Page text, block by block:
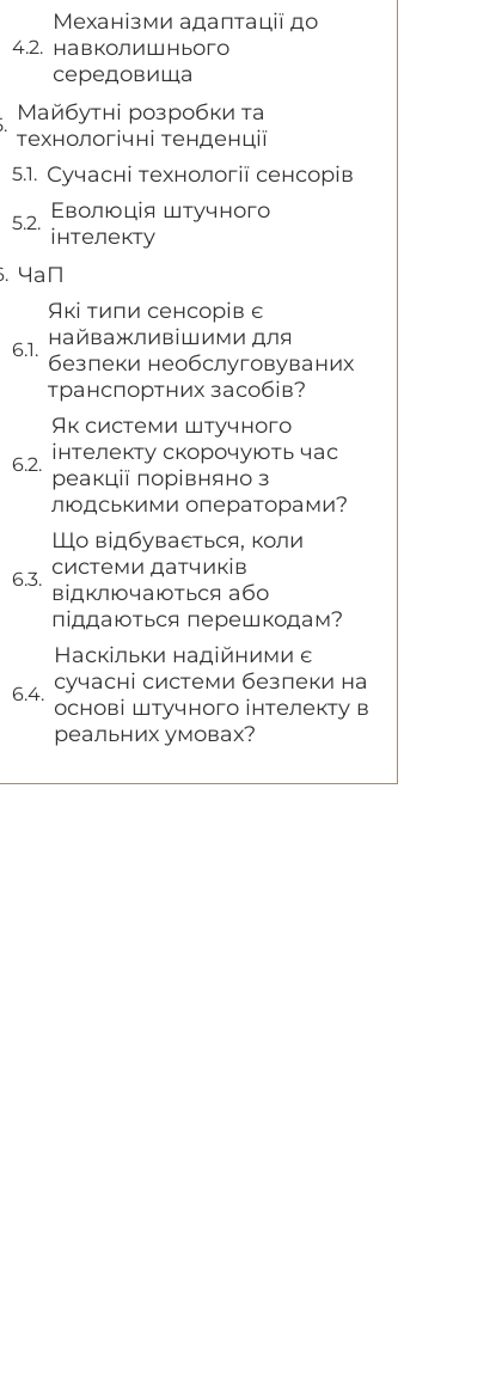
Механізми адаптації до
навколишнього
середовища
Майбутні розробки та
технологічні тенденції
Сучасні технології сенсорів
Еволюція штучного
інтелекту
ЧаП
Які типи сенсорів є
найважливішими для
безпеки необслуговуваних
транспортних засобів?
Як системи штучного
інтелекту скорочують час
реакції порівняно з
людськими операторами?
Що відбувається, коли
системи датчиків
відключаються або
піддаються перешкодам?
Наскільки надійними є
сучасні системи безпеки на
основі штучного інтелекту в
реальних умовах?